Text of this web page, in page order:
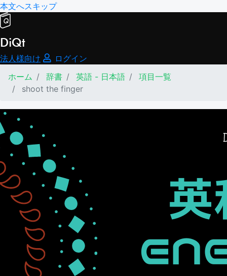
本文へスキップ
DiQt
法人様向け
ログイン
ホーム
辞書 英語 - 日本語
項目一覧
shoot the finger